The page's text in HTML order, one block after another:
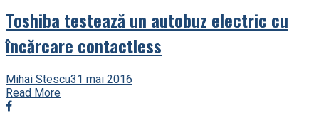
Toshiba testează un autobuz electric cu
încărcare contactless
Mihai Stescu31 mai 2016
Read More